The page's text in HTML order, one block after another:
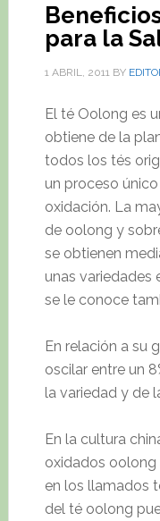
para la
1 ABRIL, 2011BY
El té Oolong es
obtiene de la
todos los tés
un proceso
oxidación. La
de oolong y
se obtienen
unas variedades
se le conoce
En relación a su
oscilar entre un
la variedad y de
En la cultura
oxidados
en los llamados
del té oolong